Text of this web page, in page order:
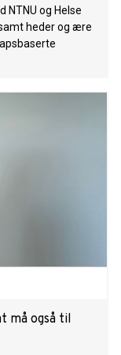
NTNU og Helse
heder og ære
må også til